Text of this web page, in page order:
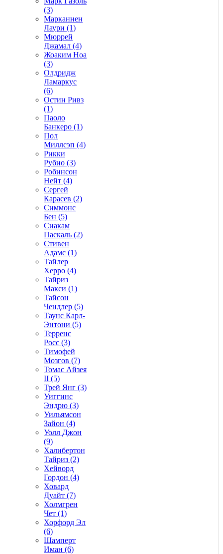
(3)
Марканнен
Лаури (1)
Мюррей
Джамал (4)
Жоаким Ноа
(3)
Олдридж
Ламаркус
(6)
Остин Ривз
(1)
Паоло
Банкеро (1)
Пол
Миллсэп (4)
Рикки
Рубио (3)
Робинсон
Нейт (4)
Сергей
Карасев (2)
Симмонс
Бен (5)
Сиакам
Паскаль (2)
Стивен
Адамс (1)
Тайлер
Херро (4)
Тайриз
Макси (1)
Тайсон
Чендлер (5)
Таунс Карл-
Энтони (5)
Терренс
Росс (3)
Тимофей
Мозгов (7)
Томас Айзея
II (5)
Трей Янг (3)
Уиггинс
Эндрю (3)
Уильямсон
Зайон (4)
Уолл Джон
(9)
Халибертон
Тайриз (2)
Хейворд
Гордон (4)
Ховард
Дуайт (7)
Холмгрен
Чет (1)
Хорфорд Эл
(6)
Шамперт
Иман (6)